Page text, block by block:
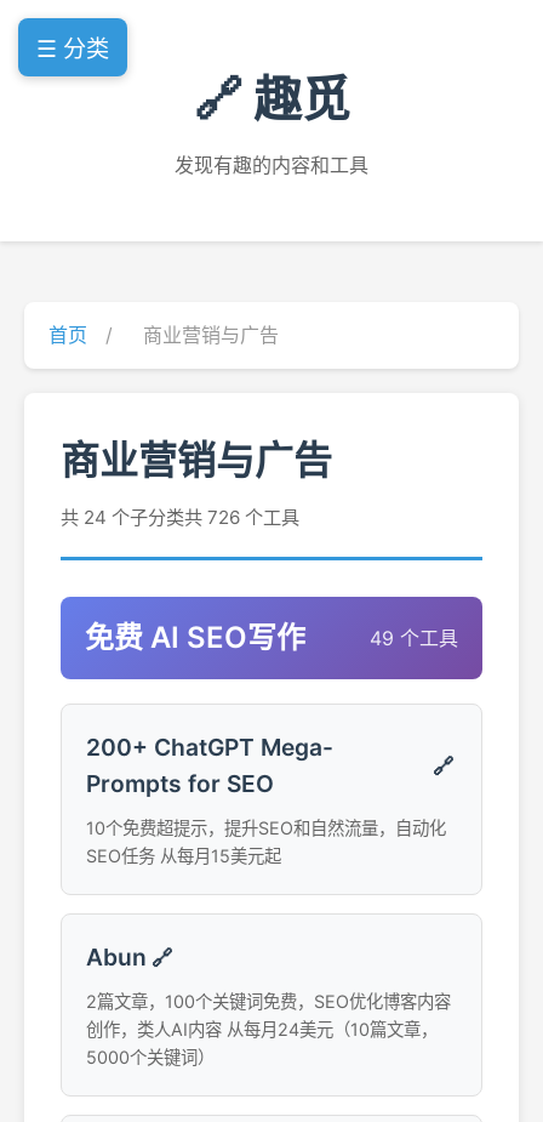
🔗 趣觅
发现有趣的内容和工具
☰ 分类
首页 / 商业营销与广告
商业营销与广告
共 24 个子分类共 726 个工具
免费 AI SEO写作 49 个工具
200+ ChatGPT Mega-
Prompts for SEO
🔗
10个免费超提示，提升SEO和自然流量，自动化
SEO任务 从每月15美元起
Abun 🔗
2篇文章，100个关键词免费，SEO优化博客内容
创作，类人AI内容 从每月24美元（10篇文章，
5000个关键词）